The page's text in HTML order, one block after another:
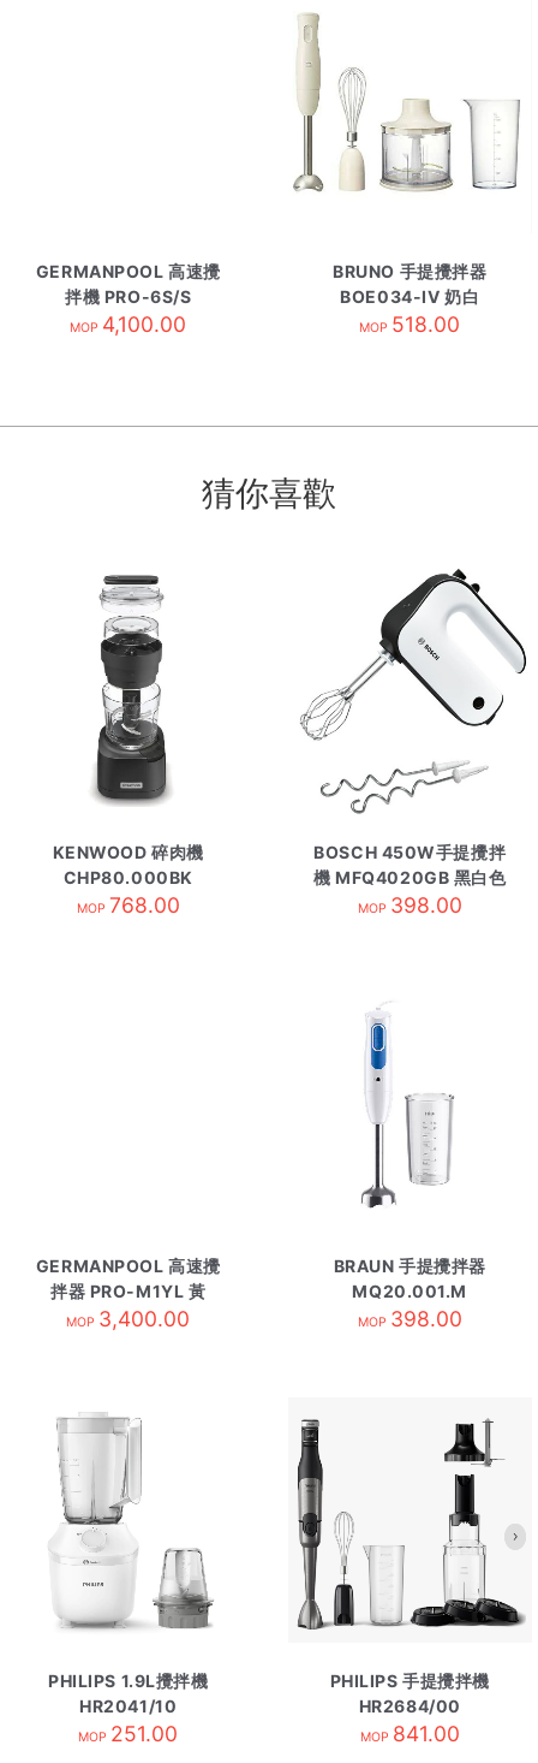
GERMANPOOL 高速攪
拌機 PRO-6S/S
MOP 4,100.00
BRUNO 手提攪拌器
BOE034-IV 奶白
MOP 518.00
猜你喜歡
KENWOOD 碎肉機
CHP80.000BK
MOP 768.00
BOSCH 450W手提攪拌
機 MFQ4020GB 黑白色
MOP 398.00
GERMANPOOL 高速攪
拌器 PRO-M1YL 黃
MOP 3,400.00
BRAUN 手提攪拌器
MQ20.001.M
MOP 398.00
PHILIPS 1.9L攪拌機
HR2041/10
MOP 251.00
PHILIPS 手提攪拌機
HR2684/00
MOP 841.00